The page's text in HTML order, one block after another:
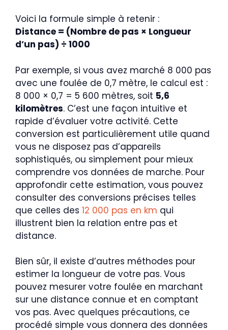
Voici la formule simple à retenir :
Distance = (Nombre de pas × Longueur
d’un pas) ÷ 1000
Par exemple, si vous avez marché 8 000 pas
avec une foulée de 0,7 mètre, le calcul est :
8 000 × 0,7 = 5 600 mètres, soit 5,6
kilomètres. C’est une façon intuitive et
rapide d’évaluer votre activité. Cette
conversion est particulièrement utile quand
vous ne disposez pas d’appareils
sophistiqués, ou simplement pour mieux
comprendre vos données de marche. Pour
approfondir cette estimation, vous pouvez
consulter des conversions précises telles
que celles des 12 000 pas en km qui
illustrent bien la relation entre pas et
distance.
Bien sûr, il existe d’autres méthodes pour
estimer la longueur de votre pas. Vous
pouvez mesurer votre foulée en marchant
sur une distance connue et en comptant
vos pas. Avec quelques précautions, ce
procédé simple vous donnera des données